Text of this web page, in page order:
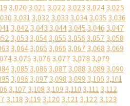
3,020 3,0213,022 3,023 3,0243,025
3,0313,032 3,033 3,0343,035 3,036
3,042 3,043 3,0443,045 3,046 3,047
3,053 3,0543,055 3,056 3,057 3,058
3,0643,065 3,066 3,067 3,068 3,069
3,075 3,076 3,077 3,078 3,079
3,085 3,086 3,087 3,088 3,089 3,090
3,096 3,097 3,098 3,099 3,100 3,101
3,107 3,108 3,109 3,110 3,1113,112
3,118 3,119 3,120 3,1213,122 3,123